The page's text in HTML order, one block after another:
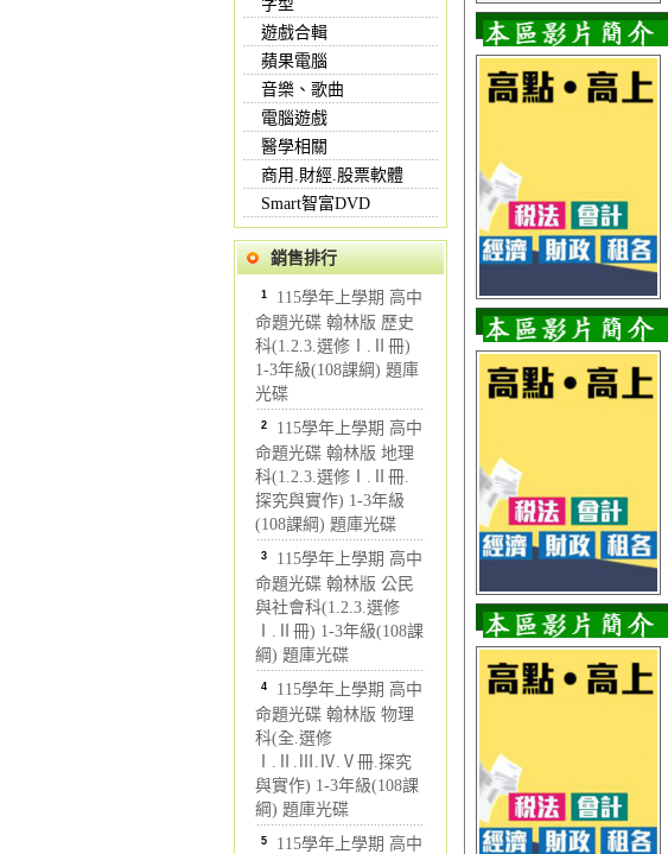
字型
遊戲合輯
蘋果電腦
音樂、歌曲
電腦遊戲
醫學相關
商用.財經.股票軟體
Smart智富DVD
銷售排行
1 115學年上學期 高中
命題光碟 翰林版 歷史
科(1.2.3.選修Ⅰ.Ⅱ冊)
1-3年級(108課綱) 題庫
光碟
2 115學年上學期 高中
命題光碟 翰林版 地理
科(1.2.3.選修Ⅰ.Ⅱ冊.
探究與實作) 1-3年級
(108課綱) 題庫光碟
3 115學年上學期 高中
命題光碟 翰林版 公民
與社會科(1.2.3.選修
Ⅰ.Ⅱ冊) 1-3年級(108課
綱) 題庫光碟
4 115學年上學期 高中
命題光碟 翰林版 物理
科(全.選修
Ⅰ.Ⅱ.Ⅲ.Ⅳ.Ⅴ冊.探究
與實作) 1-3年級(108課
綱) 題庫光碟
5 115學年上學期 高中